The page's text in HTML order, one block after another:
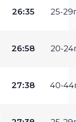
26:35 25-
26:58 20-
27:38 40-